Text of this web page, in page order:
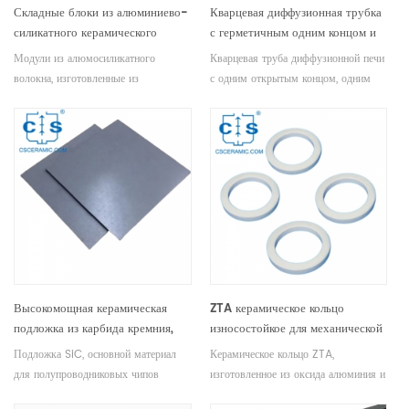
Складные блоки из алюминиево-
силикатного керамического
волокна для изоляции
промышленных печей
Модули из алюмосиликатного
волокна, изготовленные из
полотен из алюмосиликата с
помощью специального
оборудования, сохраняют сжатие,
обеспечивая расширение после
установки, образуя бесшовную
облицовку стенок из керамического
волокна, надежно прикрепленную к
Кварцевая диффузионная трубка
с герметичным одним концом и
газозаборником для производства
полупроводников и солнечной
Кварцевая труба диффузионной печи
с одним открытым концом, одним
и открытым концом с фланцем для
улучшенной герметизации имеет
решающее значение для процессов
диффузии кремниевых пластин
полупроводников и солнечных
элементов.
Высокомощная керамическая
подложка из карбида кремния,
проводящие и полуизолирующие
типы
Подложка SiC, основной материал
для полупроводниковых чипов
ZTA керамическое кольцо
износостойкое для механической
фиксации
Керамическое кольцо ZTA,
изготовленное из оксида алюминия и